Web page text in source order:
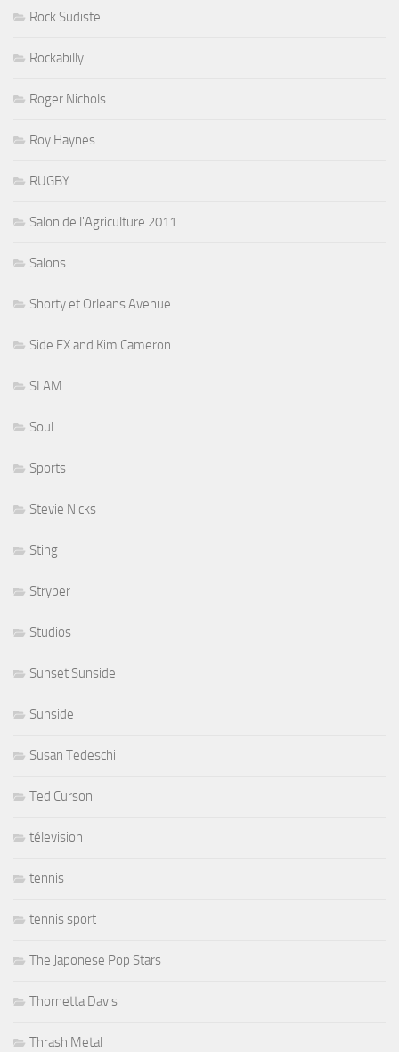
Rock Sudiste
Rockabilly
Roger Nichols
Roy Haynes
RUGBY
Salon de l'Agriculture 2011
Salons
Shorty et Orleans Avenue
Side FX and Kim Cameron
SLAM
Soul
Sports
Stevie Nicks
Sting
Stryper
Studios
Sunset Sunside
Sunside
Susan Tedeschi
Ted Curson
télevision
tennis
tennis sport
The Japonese Pop Stars
Thornetta Davis
Thrash Metal